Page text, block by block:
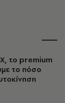
το premium
το πόσο